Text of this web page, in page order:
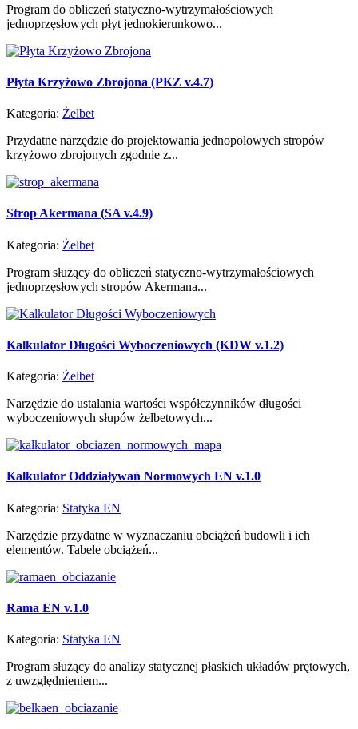
Program do obliczeń statyczno-wytrzymałościowych
jednoprzęsłowych płyt jednokierunkowo...
Płyta Krzyżowo Zbrojona (PKZ v.4.7)
Kategoria: Żelbet
Przydatne narzędzie do projektowania jednopolowych stropów
krzyżowo zbrojonych zgodnie z...
Strop Akermana (SA v.4.9)
Kategoria: Żelbet
Program służący do obliczeń statyczno-wytrzymałościowych
jednoprzęsłowych stropów Akermana...
Kalkulator Długości Wyboczeniowych (KDW v.1.2)
Kategoria: Żelbet
Narzędzie do ustalania wartości współczynników długości
wyboczeniowych słupów żelbetowych...
Kalkulator Oddziaływań Normowych EN v.1.0
Kategoria: Statyka EN
Narzędzie przydatne w wyznaczaniu obciążeń budowli i ich
elementów. Tabele obciążeń...
Rama EN v.1.0
Kategoria: Statyka EN
Program służący do analizy statycznej płaskich układów prętowych,
z uwzględnieniem...